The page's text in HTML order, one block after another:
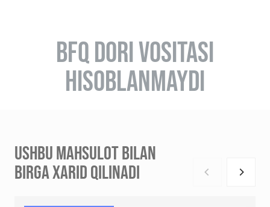
BFQ DORI VOSITASI
HISOBLANMAYDI
USHBU MAHSULOT BILAN
BIRGA XARID QILINADI